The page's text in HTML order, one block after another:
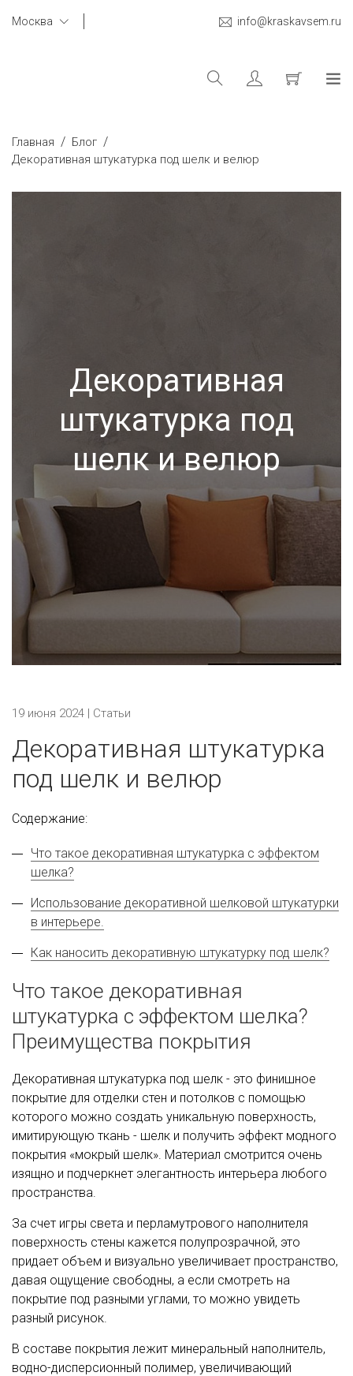
Москва info@kraskavsem.ru
Главная / Блог /
Декоративная штукатурка под шелк и велюр
Декоративная
штукатурка под
шелк и велюр
19 июня 2024 | Статьи
Декоративная штукатурка
под шелк и велюр
Содержание:
Что такое декоративная штукатурка с эффектом
шелка?
Использование декоративной шелковой штукатурки
в интерьере.
Как наносить декоративную штукатурку под шелк?
Что такое декоративная
штукатурка с эффектом шелка?
Преимущества покрытия
Декоративная штукатурка под шелк - это финишное
покрытие для отделки стен и потолков с помощью
которого можно создать уникальную поверхность,
имитирующую ткань - шелк и получить эффект модного
покрытия «мокрый шелк». Материал смотрится очень
изящно и подчеркнет элегантность интерьера любого
пространства.
За счет игры света и перламутрового наполнителя
поверхность стены кажется полупрозрачной, это
придает объем и визуально увеличивает пространство,
давая ощущение свободны, а если смотреть на
покрытие под разными углами, то можно увидеть
разный рисунок.
В составе покрытия лежит минеральный наполнитель,
водно-дисперсионный полимер, увеличивающий